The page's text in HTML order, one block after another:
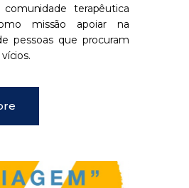
terapêutica
missão apoiar na
pessoas que procuram